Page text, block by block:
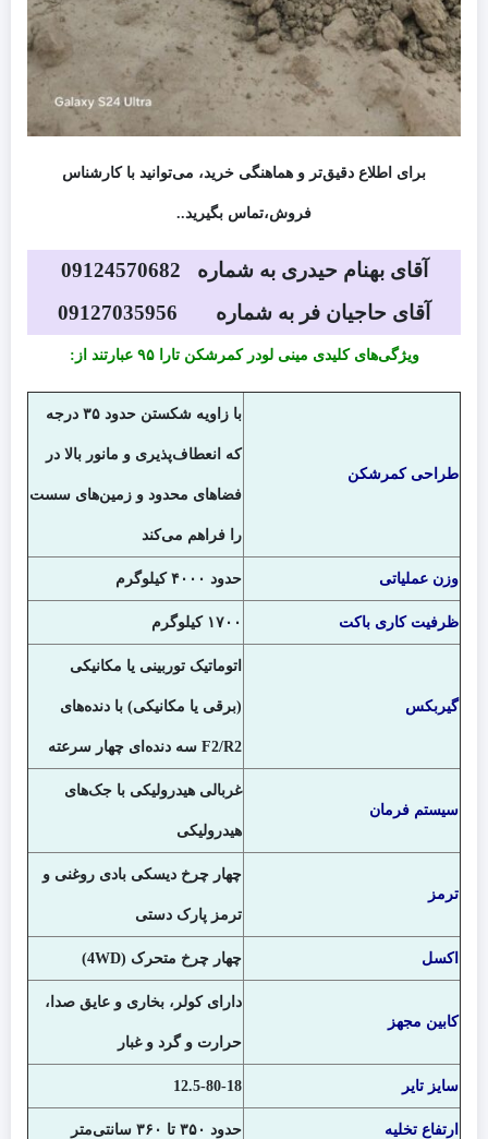
برای اطلاع دقیق‌تر و هماهنگی خرید، می‌توانید با کارشناس
فروش،تماس بگیرید..
آقای بهنام حیدری به شماره 09124570682
آقای حاجیان فر به شماره 09127035956
ویژگی‌های کلیدی مینی لودر کمرشکن تارا ۹۵ عبارتند از:
طراحی کمرشکن
با زاویه شکستن حدود ۳۵ درجه
که انعطاف‌پذیری و مانور بالا در
فضاهای محدود و زمین‌های سست
را فراهم می‌کند
وزن عملیاتی حدود ۴۰۰۰ کیلوگرم
ظرفیت کاری باکت ۱۷۰۰ کیلوگرم
گیربکس
اتوماتیک توربینی یا مکانیکی
(برقی یا مکانیکی) با دنده‌های
F2/R2 سه دنده‌ای چهار سرعته
سیستم فرمان
غربالی هیدرولیکی با جک‌های
هیدرولیکی
ترمز
چهار چرخ دیسکی بادی روغنی و
ترمز پارک دستی
اکسل چهار چرخ متحرک (4WD)
کابین مجهز
دارای کولر، بخاری و عایق صدا،
حرارت و گرد و غبار
سایز تایر 12.5-80-18
ارتفاع تخلیه حدود ۳۵۰ تا ۳۶۰ سانتی‌متر